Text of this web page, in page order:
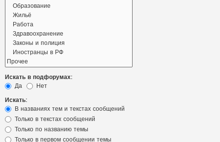
Искать в подфорумах:
Да
Нет
Искать:
В названиях тем и текстах сообщений
Только в текстах сообщений
Только по названию темы
Только в первом сообщении темы